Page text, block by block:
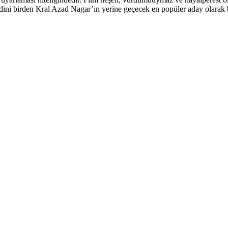
birden Kral Azad Nagar’ın yerine geçecek en popüler aday